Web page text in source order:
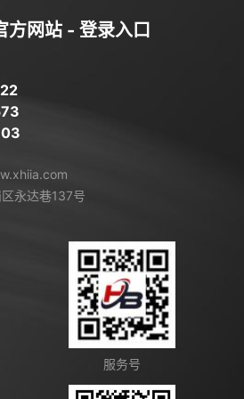
方网站 - 登录入口
永达巷137号
服务号